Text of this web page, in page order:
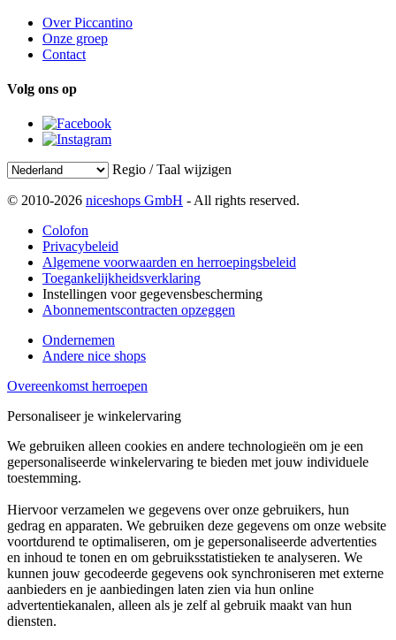
Over Piccantino
Onze groep
Contact
Volg ons op
Regio / Taal wijzigen
© 2010-2026 niceshops GmbH - All rights reserved.
Colofon
Privacybeleid
Algemene voorwaarden en herroepingsbeleid
Toegankelijkheidsverklaring
Instellingen voor gegevensbescherming
Abonnementscontracten opzeggen
Ondernemen
Andere nice shops
Overeenkomst herroepen
Personaliseer je winkelervaring
We gebruiken alleen cookies en andere technologieën om je een
gepersonaliseerde winkelervaring te bieden met jouw individuele
toestemming.
Hiervoor verzamelen we gegevens over onze gebruikers, hun
gedrag en apparaten. We gebruiken deze gegevens om onze website
voortdurend te optimaliseren, om je gepersonaliseerde advertenties
en inhoud te tonen en om gebruiksstatistieken te analyseren. We
kunnen jouw gecodeerde gegevens ook synchroniseren met externe
aanbieders en je aanbiedingen laten zien via hun online
advertentiekanalen, alleen als je zelf al gebruik maakt van hun
diensten.